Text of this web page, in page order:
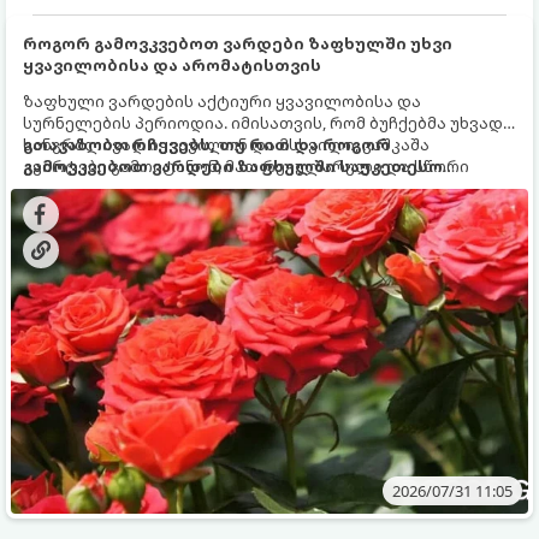
როგორ გამოვკვებოთ ვარდები ზაფხულში უხვი
ყვავილობისა და არომატისთვის
ზაფხული ვარდების აქტიური ყვავილობისა და
სურნელების პერიოდია. იმისათვის, რომ ბუჩქებმა უხვად,
ხანგრძლივად იყვავილონ და მსხვილი, კაშკაშა
კვირტები გამოიტანონ, მათ რეგულარული და სწორი
გამოკვება სჭირდებათ. ზაფხულის პერიოდში მცენარის
მოთხოვნილებები იცვლება, ამიტომ მნიშვნელოვანია
ვიცოდეთ, რომელი სასუქები გამოიყენება ამ დროს.
გთავაზობთ რჩევებს, თუ რით და როგორ
გამოვკვებოთ ვარდები ზაფხულში საუკეთესო
შედეგის მისაღწევად:
2026/07/31 11:05